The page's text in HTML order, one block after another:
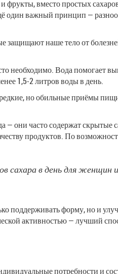
фрукты, вместо простых
один важный принцип —
защищают наше тело от
необходимо. Вода помогает
1,5-2 литров воды в день.
но обильные приёмы
— они часто содержат скрытые
продуктов. По
сахара в день для женщин
поддерживать форму, но и
активностью — лучший
потребности и